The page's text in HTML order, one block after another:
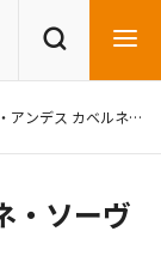
を探す
グラン・アンデス カベルネ・ソーヴィニヨン 750ml
・ソーヴ